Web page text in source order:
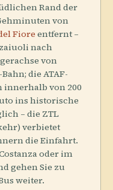
Rand der
von
Fiore entfernt –
nach
von
die ATAF-
innerhalb von 200
ins historische
– die ZTL
verbietet
die Einfahrt.
oder im
gehen Sie zu
weiter.